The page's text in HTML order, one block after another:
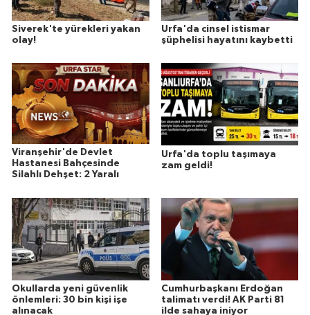
Siverek'te yürekleri yakan
olay!
Urfa'da cinsel istismar
şüphelisi hayatını kaybetti
Viranşehir'de Devlet
Hastanesi Bahçesinde
Silahlı Dehşet: 2 Yaralı
Urfa'da toplu taşımaya
zam geldi!
Okullarda yeni güvenlik
önlemleri: 30 bin kişi işe
alınacak
Cumhurbaşkanı Erdoğan
talimatı verdi! AK Parti 81
ilde sahaya iniyor